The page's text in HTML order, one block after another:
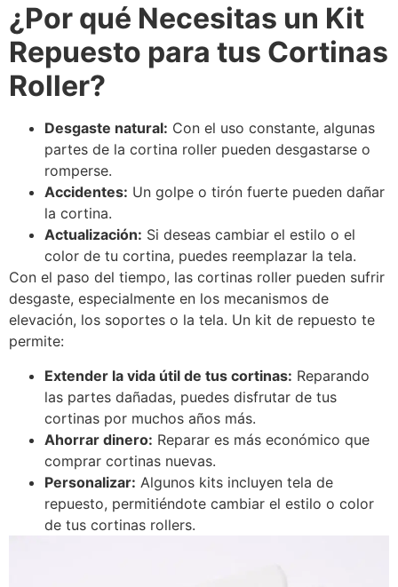
¿Por qué Necesitas un Kit
Repuesto para tus Cortinas
Roller?
Desgaste natural: Con el uso constante, algunas
partes de la cortina roller pueden desgastarse o
romperse.
Accidentes: Un golpe o tirón fuerte pueden dañar
la cortina.
Actualización: Si deseas cambiar el estilo o el
color de tu cortina, puedes reemplazar la tela.
Con el paso del tiempo, las cortinas roller pueden sufrir
desgaste, especialmente en los mecanismos de
elevación, los soportes o la tela. Un kit de repuesto te
permite:
Extender la vida útil de tus cortinas: Reparando
las partes dañadas, puedes disfrutar de tus
cortinas por muchos años más.
Ahorrar dinero: Reparar es más económico que
comprar cortinas nuevas.
Personalizar: Algunos kits incluyen tela de
repuesto, permitiéndote cambiar el estilo o color
de tus cortinas rollers.